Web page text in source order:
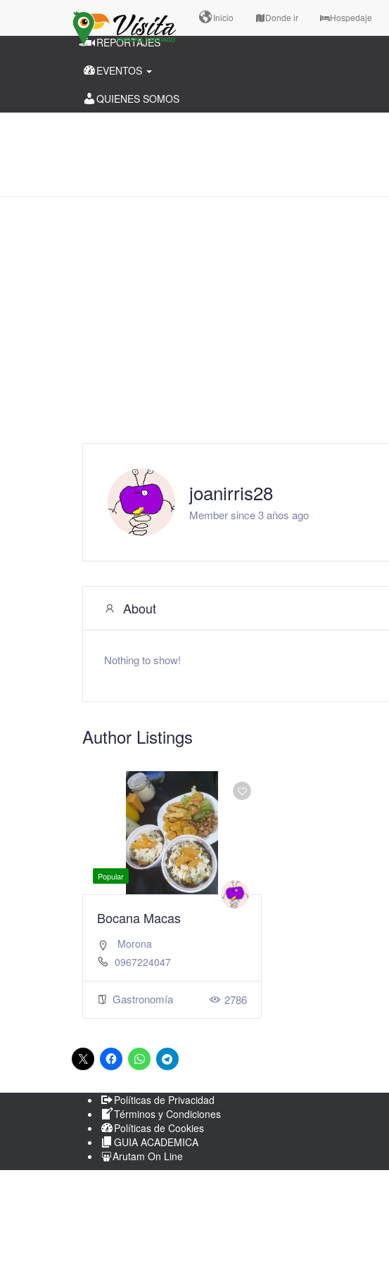
CANTONES
REPORTAJES
EVENTOS
QUIENES SOMOS
Inicio Donde ir Hospedaje
joanirris28
Member since 3 años ago
About
Nothing to show!
Author Listings
Popular
Bocana Macas
Morona
0967224047
Gastronomía 2786
Políticas de Privacidad
Términos y Condiciones
Políticas de Cookies
GUIA ACADEMICA
Arutam On Line